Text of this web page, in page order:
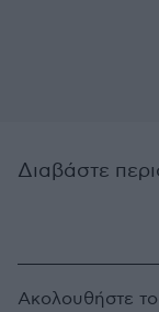
Διαβάστε
Ακολουθήστε το